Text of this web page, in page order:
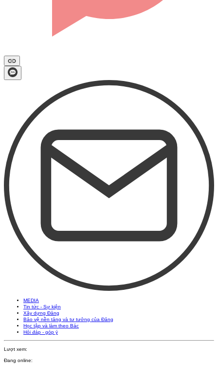
MEDIA
Tin tức - Sự kiện
Xây dựng Đảng
Bảo vệ nền tảng và tư tưởng của Đảng
Học tập và làm theo Bác
Hỏi đáp - góp ý
Lượt xem:
Đang online: